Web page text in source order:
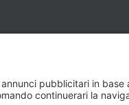
legale: V.le E. Forlanini,
Partita IVA e Codice
Questo sito